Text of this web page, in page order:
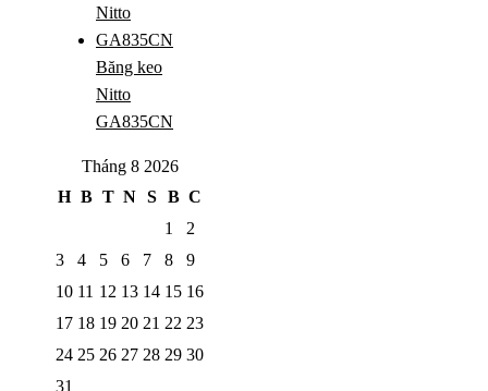
Băng keo
Nitto
GA835CN
Tháng 8 2026
H B T N S B C
1
2
3
4 5 6 7 8
9
10 11 12 13 14 15 16
17 18 19 20 21 22 23
24 25 26 27 28 29 30
31